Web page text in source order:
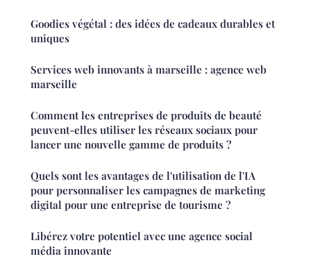
Goodies végétal : des idées de cadeaux durables et
uniques
Services web innovants à marseille : agence web
marseille
Comment les entreprises de produits de beauté
peuvent-elles utiliser les réseaux sociaux pour
lancer une nouvelle gamme de produits ?
Quels sont les avantages de l'utilisation de l'IA
pour personnaliser les campagnes de marketing
digital pour une entreprise de tourisme ?
Libérez votre potentiel avec une agence social
média innovante